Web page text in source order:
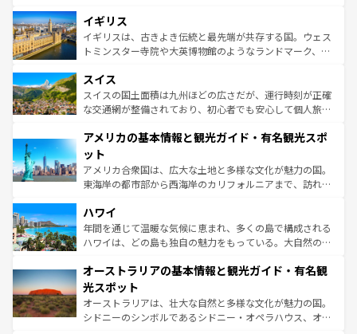
香り高いラベンダー畑など、多彩な楽しみ方が可能だ。さ
らに、パリ以外の地域にも魅力が溢れており、どの街角に
も豊かな歴史と文化が息づいている。パリ以外の個性あふ
を参照してほしい。
顔を持つこの国は、どこを歩いても飽きることがない。ベ
ルリンの文化的活気、バイエルン州のアルプスの絶景、そ
してライン川沿いのワイン畑といった風景は必見。ビール
は、お酒好きな人にはぜひ体験してほしい。 なお、新着の
ドイツ情報はコンテンツ一覧を参照してほしい。
イギリス
イギリスは、古きよき伝統と最先端が共存する国。ウェス
トミンスター寺院や大英博物館のようなランドマーク、歴
リアごとに異なる魅力がある。また、優雅なアフタヌーン
ティー、ビール好きにはたまらない英国パブ、サッカー観
戦など、本場だからこそできる体験も豊富。イギリスを旅
ンツ一覧を参照してほしい。
スイス
スイスの国土面積は九州ほどの広さだが、運行時刻が正確
な交通網が整備されており、初心者でも安心して個人旅行
の建物がそのまま残る町や、スイスならではのユニークな
博物館もあり、アルプス観光だけでなく町歩きも満喫する
ことができる。国民の所得が高いため物価も高いが、旅行
者向けの交通パス提供のサービスもあり、うまく活用すれ
着のスイス情報は
アメリカの基本情報と観光ガイド・有名観光スポ
ット
アメリカ合衆国は、広大な土地と多様な文化が魅力の国。
東海岸の都市部から西海岸のカリフォルニアまで、訪れる
のような巨大都市は、観光、ショッピング、エンターテイ
ンメントが詰まった刺激的なスポットだ。一方、アメリカ
西部には大自然が広がり、グランドキャニオンやイエロー
部のニューオーリンズでは、音楽と美食が融合した独特の
文化が魅力。旅行者はアメリカの各地域で異なる魅力を楽
しみながら、その多様性と豊かな歴史を感じることができ
るだろう。車でのロードトリップや列車の旅も、アメリカ
ハワイ
年間を通じて温暖な気候に恵まれ、多くの島で構成される
ハワイは、どの島も独自の魅力をもっている。大自然の神
ワイ島は見逃せない。また、定番の観光地といえばオアフ
島だが、静かな自然を求めるならマウイ島やカウアイ島が
おすすめ。エメラルドグリーンに輝く海をはじめ、豊かな
文化や歴史が息づいている。「アロハスピリット」と呼ば
オーストラリアの基本情報と観光ガイド・有名観
光スポット
オーストラリアは、壮大な自然と多様な文化が魅力の国。
シドニーのシンボルであるシドニー・オペラハウス、オー